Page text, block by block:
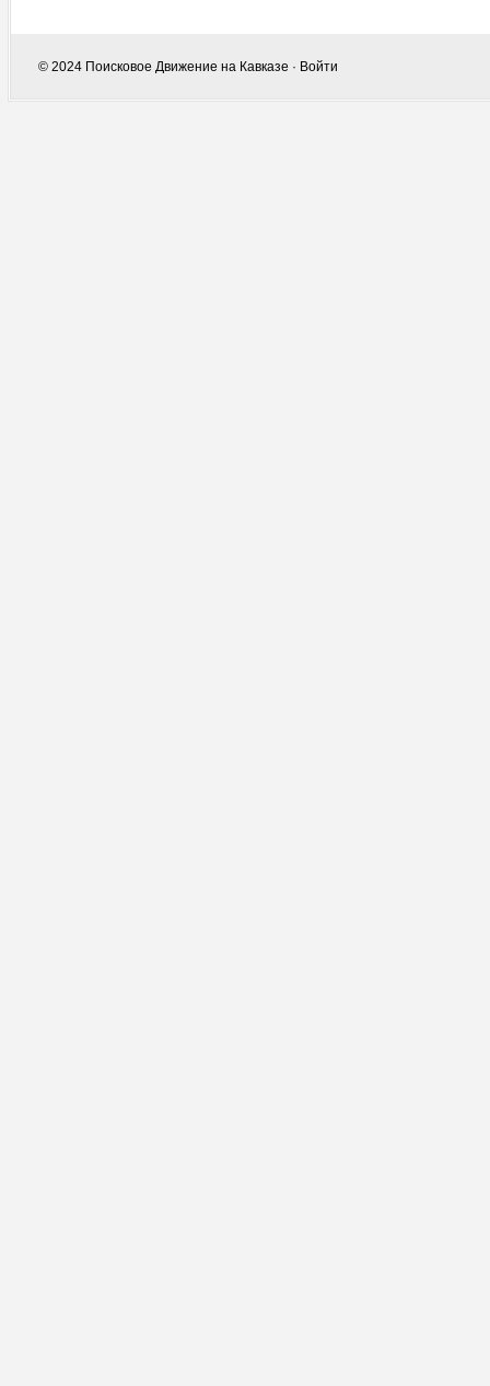
© 2024 Поисковое Движение на Кавказе · Войти